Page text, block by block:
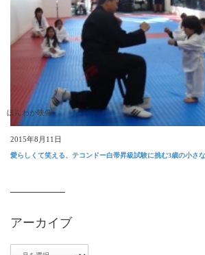
ほんわか映像
2015年8月11日
愛らしくて笑える、テコンドー白帯昇級試験に挑む3歳の小さな
アーカイブ